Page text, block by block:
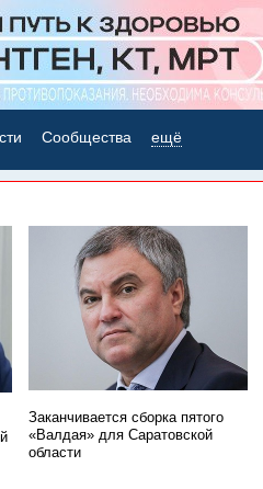
Сообщества ещё
Заканчивается сборка пятого
«Валдая» для Саратовской
области